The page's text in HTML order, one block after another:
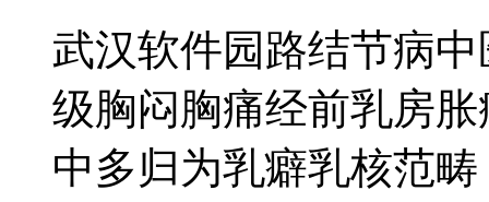
武汉软件园路结节病
级胸闷胸痛经前乳房
中多归为乳癖乳核范